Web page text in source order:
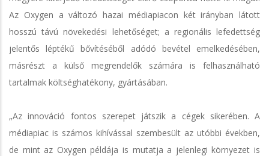
Az Oxygen a változó hazai médiapiacon két irányban látott
hosszú távú növekedési lehetőséget; a regionális lefedettség
jelentős léptékű bővítéséből adódó bevétel emelkedésében,
másrészt a külső megrendelők számára is felhasználható
tartalmak költséghatékony, gyártásában.
„Az innováció fontos szerepet játszik a cégek sikerében. A
médiapiac is számos kihívással szembesült az utóbbi években,
de mint az Oxygen példája is mutatja a jelenlegi környezet is